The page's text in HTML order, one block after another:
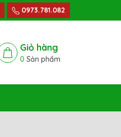
0973.781.082
Giỏ hàng
0 Sản phẩm